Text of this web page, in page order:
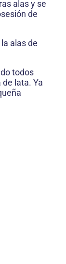
alas y se
de
alas de
todos
lata. Ya